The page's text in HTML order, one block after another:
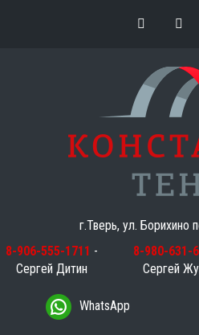
г.Тверь, ул. Борихино
8-906-555-1711 -
Сергей Дитин
8-980-631-
Сергей
WhatsApp